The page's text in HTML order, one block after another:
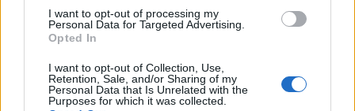
I want to opt-out of processing my
Personal Data for Targeted Advertising.
Opted In
I want to opt-out of Collection, Use,
Retention, Sale, and/or Sharing of my
Personal Data that Is Unrelated with the
Purposes for which it was collected.
1